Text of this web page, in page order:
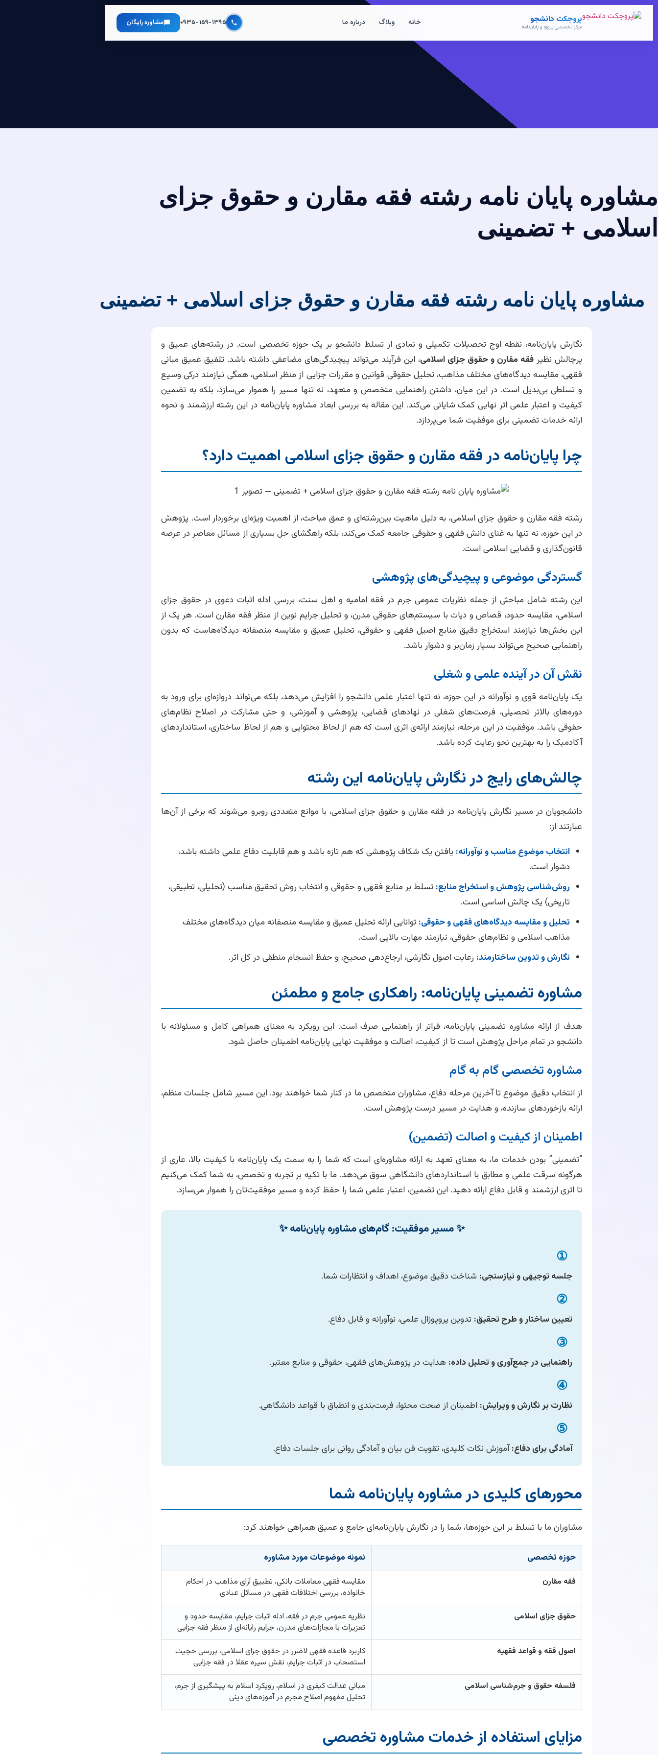
پروجکت دانشجو
مرکز تخصصی پروژه و پایان‌نامه خانه وبلاگ درباره ما ۰۹۳۵-۱۵۹-۱۳۹۵ مشاوره رایگان
مشاوره پایان نامه رشته فقه مقارن و حقوق جزای
اسلامی + تضمینی
مشاوره پایان نامه رشته فقه مقارن و حقوق جزای اسلامی + تضمینی
نگارش پایان‌نامه، نقطه اوج تحصیلات تکمیلی و نمادی از تسلط دانشجو بر یک حوزه تخصصی است. در رشته‌های عمیق و
پرچالش نظیر فقه مقارن و حقوق جزای اسلامی، این فرآیند می‌تواند پیچیدگی‌های مضاعفی داشته باشد. تلفیق عمیق مبانی
فقهی، مقایسه دیدگاه‌های مختلف مذاهب، تحلیل حقوقی قوانین و مقررات جزایی از منظر اسلامی، همگی نیازمند درکی وسیع
و تسلطی بی‌بدیل است. در این میان، داشتن راهنمایی متخصص و متعهد، نه تنها مسیر را هموار می‌سازد، بلکه به تضمین
کیفیت و اعتبار علمی اثر نهایی کمک شایانی می‌کند. این مقاله به بررسی ابعاد مشاوره پایان‌نامه در این رشته ارزشمند و نحوه
ارائه خدمات تضمینی برای موفقیت شما می‌پردازد.
چرا پایان‌نامه در فقه مقارن و حقوق جزای اسلامی اهمیت دارد؟
رشته فقه مقارن و حقوق جزای اسلامی، به دلیل ماهیت بین‌رشته‌ای و عمق مباحث، از اهمیت ویژه‌ای برخوردار است. پژوهش
در این حوزه، نه تنها به غنای دانش فقهی و حقوقی جامعه کمک می‌کند، بلکه راهگشای حل بسیاری از مسائل معاصر در عرصه
قانون‌گذاری و قضایی اسلامی است.
گستردگی موضوعی و پیچیدگی‌های پژوهشی
این رشته شامل مباحثی از جمله نظریات عمومی جرم در فقه امامیه و اهل سنت، بررسی ادله اثبات دعوی در حقوق جزای
اسلامی، مقایسه حدود، قصاص و دیات با سیستم‌های حقوقی مدرن، و تحلیل جرایم نوین از منظر فقه مقارن است. هر یک از
این بخش‌ها نیازمند استخراج دقیق منابع اصیل فقهی و حقوقی، تحلیل عمیق و مقایسه منصفانه دیدگاه‌هاست که بدون
راهنمایی صحیح می‌تواند بسیار زمان‌بر و دشوار باشد.
نقش آن در آینده علمی و شغلی
یک پایان‌نامه قوی و نوآورانه در این حوزه، نه تنها اعتبار علمی دانشجو را افزایش می‌دهد، بلکه می‌تواند دروازه‌ای برای ورود به
دوره‌های بالاتر تحصیلی، فرصت‌های شغلی در نهادهای قضایی، پژوهشی و آموزشی، و حتی مشارکت در اصلاح نظام‌های
حقوقی باشد. موفقیت در این مرحله، نیازمند ارائه‌ی اثری است که هم از لحاظ محتوایی و هم از لحاظ ساختاری، استانداردهای
آکادمیک را به بهترین نحو رعایت کرده باشد.
چالش‌های رایج در نگارش پایان‌نامه این رشته
دانشجویان در مسیر نگارش پایان‌نامه در فقه مقارن و حقوق جزای اسلامی، با موانع متعددی روبرو می‌شوند که برخی از آن‌ها
عبارتند از:
انتخاب موضوع مناسب و نوآورانه: یافتن یک شکاف پژوهشی که هم تازه باشد و هم قابلیت دفاع علمی داشته باشد،
دشوار است.
روش‌شناسی پژوهش و استخراج منابع: تسلط بر منابع فقهی و حقوقی و انتخاب روش تحقیق مناسب (تحلیلی، تطبیقی،
تاریخی) یک چالش اساسی است.
تحلیل و مقایسه دیدگاه‌های فقهی و حقوقی: توانایی ارائه تحلیل عمیق و مقایسه منصفانه میان دیدگاه‌های مختلف
مذاهب اسلامی و نظام‌های حقوقی، نیازمند مهارت بالایی است.
نگارش و تدوین ساختارمند: رعایت اصول نگارشی، ارجاع‌دهی صحیح، و حفظ انسجام منطقی در کل اثر.
مشاوره تضمینی پایان‌نامه: راهکاری جامع و مطمئن
هدف از ارائه مشاوره تضمینی پایان‌نامه، فراتر از راهنمایی صرف است. این رویکرد به معنای همراهی کامل و مسئولانه با
دانشجو در تمام مراحل پژوهش است تا از کیفیت، اصالت و موفقیت نهایی پایان‌نامه اطمینان حاصل شود.
مشاوره تخصصی گام به گام
از انتخاب دقیق موضوع تا آخرین مرحله دفاع، مشاوران متخصص ما در کنار شما خواهند بود. این مسیر شامل جلسات منظم،
ارائه بازخوردهای سازنده، و هدایت در مسیر درست پژوهش است.
اطمینان از کیفیت و اصالت (تضمین)
“تضمینی” بودن خدمات ما، به معنای تعهد به ارائه مشاوره‌ای است که شما را به سمت یک پایان‌نامه با کیفیت بالا، عاری از
هرگونه سرقت علمی و مطابق با استانداردهای دانشگاهی سوق می‌دهد. ما با تکیه بر تجربه و تخصص، به شما کمک می‌کنیم
تا اثری ارزشمند و قابل دفاع ارائه دهید. این تضمین، اعتبار علمی شما را حفظ کرده و مسیر موفقیت‌تان را هموار می‌سازد.
✨ مسیر موفقیت: گام‌های مشاوره پایان‌نامه ✨
①
جلسه توجیهی و نیازسنجی: شناخت دقیق موضوع، اهداف و انتظارات شما.
②
تعیین ساختار و طرح تحقیق: تدوین پروپوزال علمی، نوآورانه و قابل دفاع.
③
راهنمایی در جمع‌آوری و تحلیل داده: هدایت در پژوهش‌های فقهی، حقوقی و منابع معتبر.
④
نظارت بر نگارش و ویرایش: اطمینان از صحت محتوا، فرمت‌بندی و انطباق با قواعد دانشگاهی.
⑤
آمادگی برای دفاع:آموزش نکات کلیدی، تقویت فن بیان و آمادگی روانی برای جلسات دفاع.
محورهای کلیدی در مشاوره پایان‌نامه شما
مشاوران ما با تسلط بر این حوزه‌ها، شما را در نگارش پایان‌نامه‌ای جامع و عمیق همراهی خواهند کرد:
حوزه تخصصی نمونه موضوعات مورد مشاوره
فقه مقارن
مقایسه فقهی معاملات بانکی، تطبیق آرای مذاهب در احکام
خانواده، بررسی اختلافات فقهی در مسائل عبادی
حقوق جزای اسلامی
نظریه عمومی جرم در فقه، ادله اثبات جرایم، مقایسه حدود و
تعزیرات با مجازات‌های مدرن، جرایم رایانه‌ای از منظر فقه جزایی
اصول فقه و قواعد فقهیه
کاربرد قاعده فقهی لاضرر در حقوق جزای اسلامی، بررسی حجیت
استصحاب در اثبات جرایم، نقش سیره عقلا در فقه جزایی
فلسفه حقوق و جرم‌شناسی اسلامی
مبانی عدالت کیفری در اسلام، رویکرد اسلام به پیشگیری از جرم،
تحلیل مفهوم اصلاح مجرم در آموزه‌های دینی
مزایای استفاده از خدمات مشاوره تخصصی